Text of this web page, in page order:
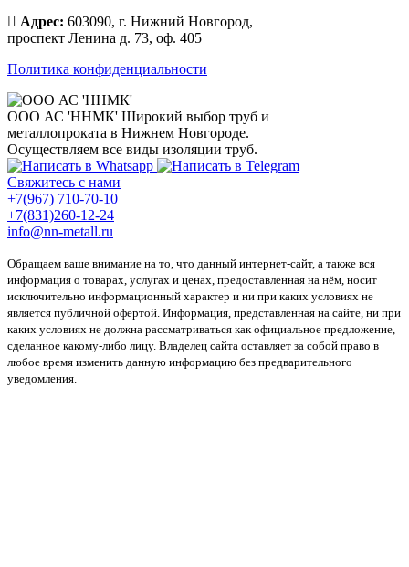
Адрес: 603090, г. Нижний Новгород,
проспект Ленина д. 73, оф. 405
Политика конфиденциальности
ООО АС 'ННМК' Широкий выбор труб и
металлопроката в Нижнем Новгороде.
Осуществляем все виды изоляции труб.
Свяжитесь с нами
+7(967) 710-70-10
+7(831)260-12-24
info@nn-metall.ru
Обращаем ваше внимание на то, что данный интернет-сайт, а также вся
информация о товарах, услугах и ценах, предоставленная на нём, носит
исключительно информационный характер и ни при каких условиях не
является публичной офертой. Информация, представленная на сайте, ни при
каких условиях не должна рассматриваться как официальное предложение,
сделанное какому-либо лицу. Владелец сайта оставляет за собой право в
любое время изменить данную информацию без предварительного
уведомления.